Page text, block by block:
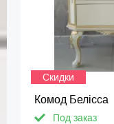
Скидки
Комод Белісса
Под заказ